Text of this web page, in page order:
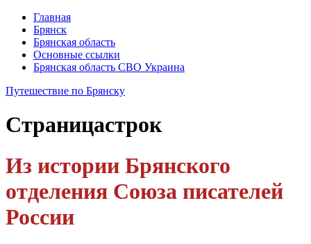
Главная
Брянск
Брянская область
Основные ссылки
Брянская область СВО Украина
Путешествие по Брянску
Страницастрок
Из истории Брянского
отделения Союза писателей
России